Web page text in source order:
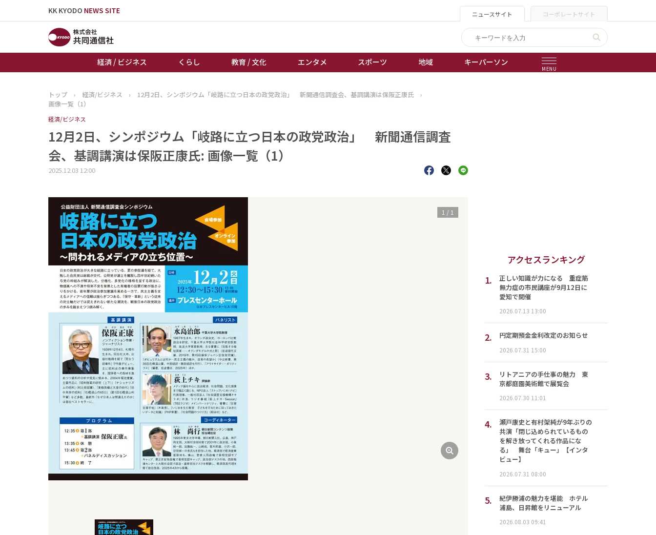
KK KYODO NEWS SITE ニュースサイト コーポレートサイト
経済 / ビジネス くらし 教育 / 文化 エンタメ スポーツ 地域 キーパーソン
MENU
トップページ
経済 / ビジネス
エンタメ
スポーツ
誰もが輝いて働く社会へ
トップ › 経済/ビジネス › 12月2日、シンポジウム「岐路に立つ日本の政党政治」 新聞通信調査会、基調講演は保阪正康氏
›
画像一覧（1）
経済/ビジネス
12月2日、シンポジウム「岐路に立つ日本の政党政治」 新聞通信調査
会、基調講演は保阪正康氏: 画像一覧（1）
2025.12.03 12:00
1 / 1
アクセスランキング
1.
正しい知識が力になる 重症筋
無力症の市民講座が9月12日に
愛知で開催
2026.07.13 13:00
2. 円定期預金金利改定のお知らせ
2026.07.31 15:00
3.
リトアニアの手仕事の魅力 東
京都庭園美術館で展覧会
2026.07.30 11:01
4.
瀬戸康史と有村架純が9年ぶりの
共演「閉じ込められているもの
を解き放ってくれる作品にな
る」 舞台「キュー」【インタ
ビュー】
2026.07.31 08:00
5.
紀伊勝浦の魅力を堪能 ホテル
浦島、日昇館をリニューアル
2026.08.03 09:41